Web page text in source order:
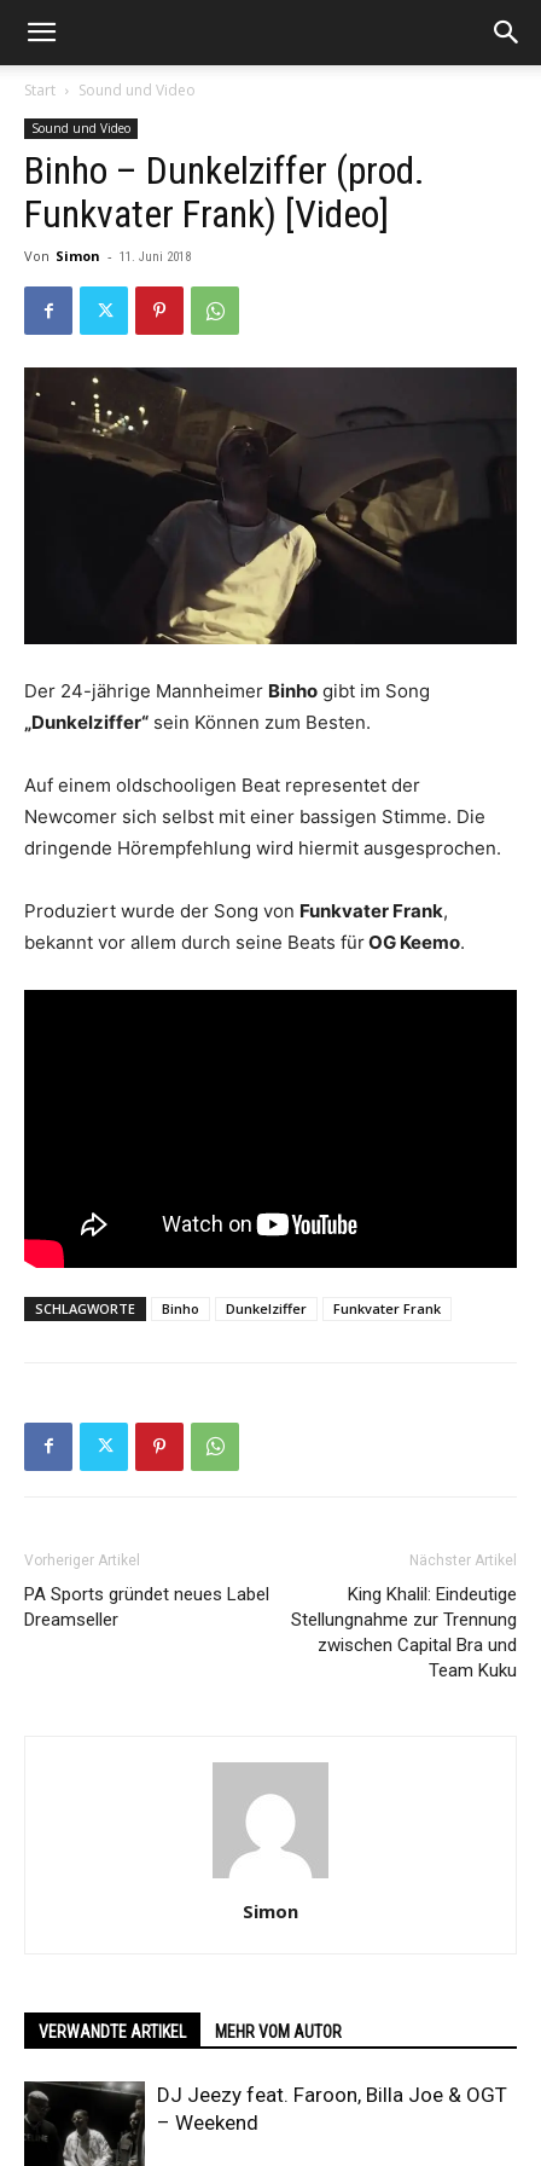
Start Sound und Video
Sound und Video
Binho – Dunkelziffer (prod.
Funkvater Frank) [Video]
Von Simon - 11. Juni 2018
Der 24-jährige Mannheimer Binho gibt im Song
„Dunkelziffer“ sein Können zum Besten.
Auf einem oldschooligen Beat representet der
Newcomer sich selbst mit einer bassigen Stimme. Die
dringende Hörempfehlung wird hiermit ausgesprochen.
Produziert wurde der Song von Funkvater Frank,
bekannt vor allem durch seine Beats fürOG Keemo.
SCHLAGWORTE Binho Dunkelziffer Funkvater Frank
Vorheriger Artikel
PA Sports gründet neues Label
Dreamseller
Nächster Artikel
King Khalil: Eindeutige
Stellungnahme zur Trennung
zwischen Capital Bra und
Team Kuku
Simon
VERWANDTE ARTIKEL MEHR VOM AUTOR
DJ Jeezy feat. Faroon, Billa Joe & OGT
– Weekend